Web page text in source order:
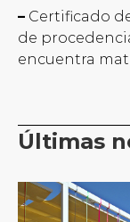
– Certificado
de
encuentra
Últimas